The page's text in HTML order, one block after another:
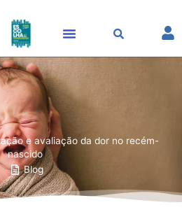
e avaliação da dor no recém-
nascido
Blog